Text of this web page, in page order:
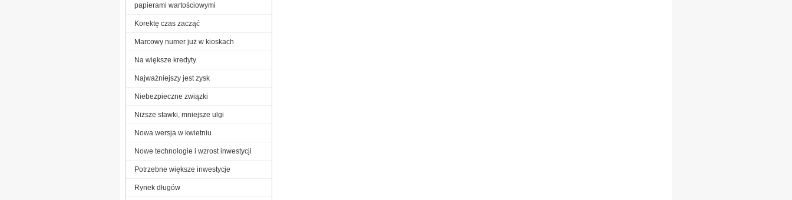
papierami wartościowymi
Korektę czas zacząć
Marcowy numer już w kioskach
Na większe kredyty
Najważniejszy jest zysk
Niebezpieczne związki
Niższe stawki, mniejsze ulgi
Nowa wersja w kwietniu
Nowe technologie i wzrost inwestycji
Potrzebne większe inwestycje
Rynek długów